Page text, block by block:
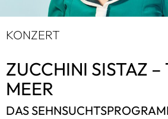
KON­ZERT
ZUC­CHINI SIS­TAZ –
MEER
DAS